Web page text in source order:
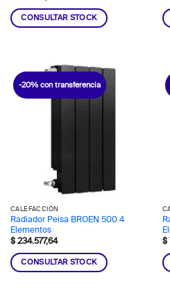
CONSULTAR STOCK
-20% con transferencia
CALEFACCIÓN
Radiador Peisa BROEN 500 4
Elementos
$234.577,64
CONSULTAR STOCK
$